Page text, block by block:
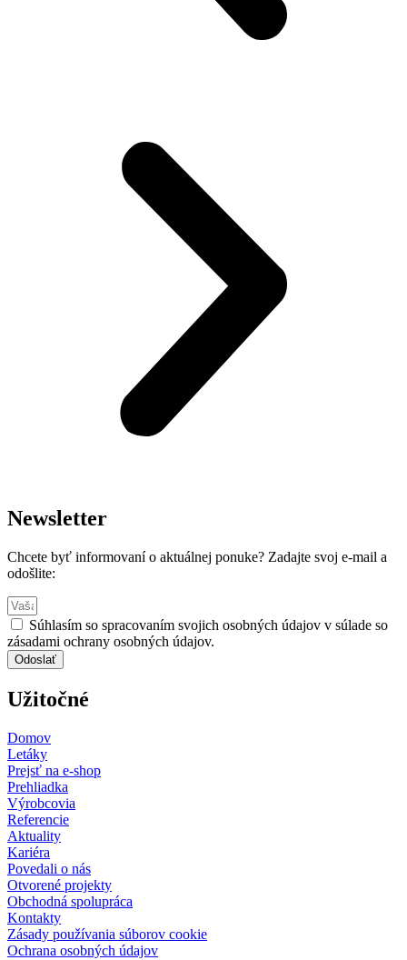
Newsletter
Chcete byť informovaní o aktuálnej ponuke? Zadajte svoj e-mail a
odošlite:
Súhlasím so spracovaním svojich osobných údajov v súlade so
zásadami ochrany osobných údajov.
Odoslať
Užitočné
Domov
Letáky
Prejsť na e-shop
Prehliadka
Výrobcovia
Referencie
Aktuality
Kariéra
Povedali o nás
Otvorené projekty
Obchodná spolupráca
Kontakty
Zásady používania súborov cookie
Ochrana osobných údajov